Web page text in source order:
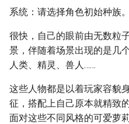
系统：请选择角色初始种族。
很快，自己的眼前由无数粒
景，伴随着场景出现的是几
人类、精灵、兽人……
这些人物都是以着玩家容貌
征，搭配上自己原本就精致
面对这些不同风格的可爱萝